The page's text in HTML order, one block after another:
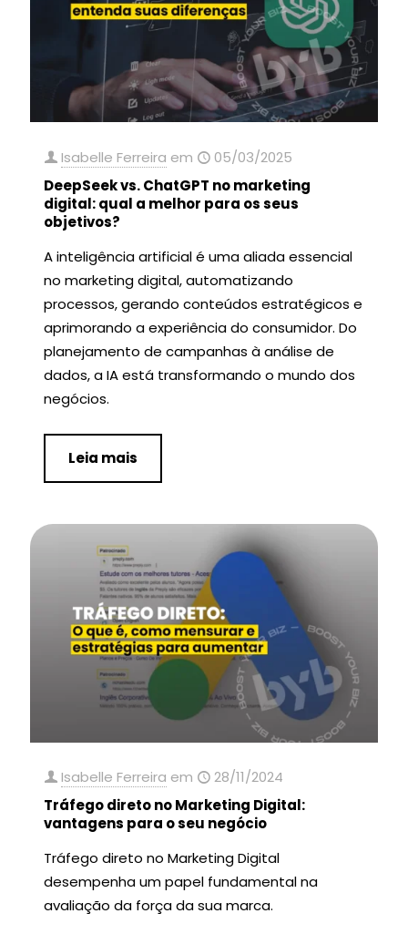
Isabelle Ferreira em
05/03/2025
DeepSeek vs. ChatGPT no marketing
digital: qual a melhor para os seus
objetivos?
A inteligência artificial é uma aliada essencial
no marketing digital, automatizando
processos, gerando conteúdos estratégicos e
aprimorando a experiência do consumidor. Do
planejamento de campanhas à análise de
dados, a IA está transformando o mundo dos
negócios.
Leia mais
Isabelle Ferreira em
28/11/2024
Tráfego direto no Marketing Digital:
vantagens para o seu negócio
Tráfego direto no Marketing Digital
desempenha um papel fundamental na
avaliação da força da sua marca.